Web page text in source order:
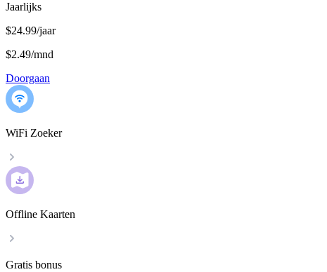
Jaarlijks
$24.99/jaar
$2.49/mnd
Doorgaan
WiFi Zoeker
Offline Kaarten
Gratis bonus